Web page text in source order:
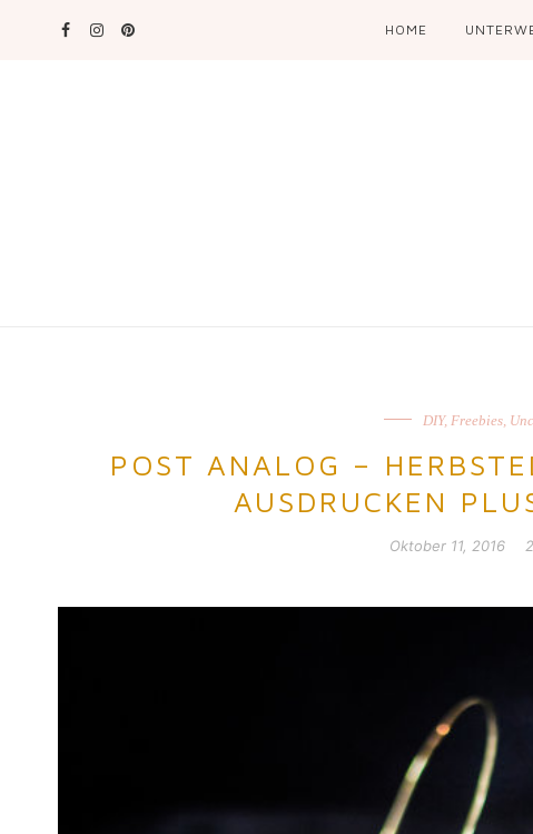
HOME
DIY, Freebies,
POST ANALOG –
AUSDRUCKEN
Oktober 11, 2016